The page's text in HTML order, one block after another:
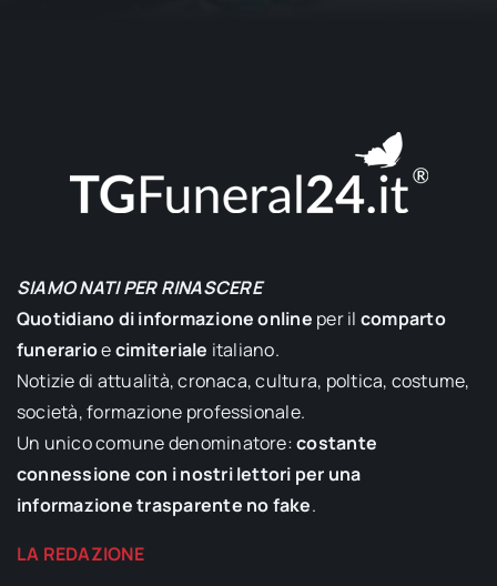
SIAMO NATI PER RINASCERE
Quotidiano di informazione online per il comparto
funerarioecimiteriale italiano.
Notizie di attualità, cronaca, cultura, poltica, costume,
società, formazione professionale.
Un unico comune denominatore:costante
connessione con i nostri lettori per una
informazione trasparente no fake.
LA REDAZIONE